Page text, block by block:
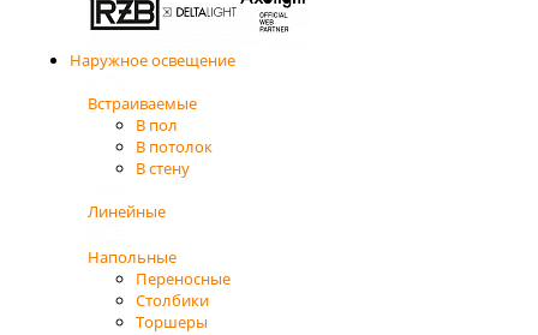
Наружное освещение
Встраиваемые
В пол
В потолок
В стену
Линейные
Напольные
Переносные
Столбики
Торшеры